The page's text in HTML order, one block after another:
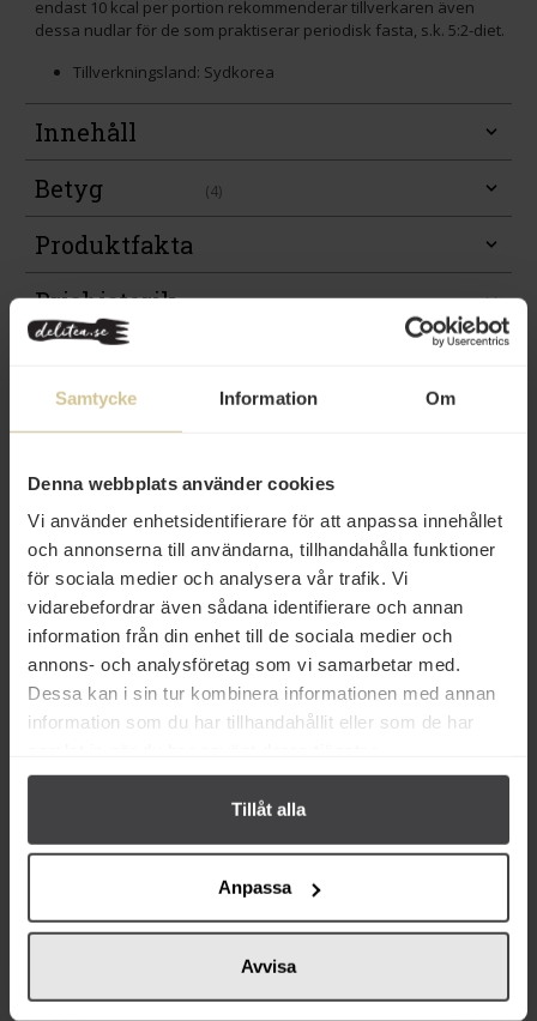
Samtycke Information Om
Denna webbplats använder cookies
Vi använder enhetsidentifierare för att anpassa innehållet
och annonserna till användarna, tillhandahålla funktioner
för sociala medier och analysera vår trafik. Vi
vidarebefordrar även sådana identifierare och annan
information från din enhet till de sociala medier och
annons- och analysföretag som vi samarbetar med.
Dessa kan i sin tur kombinera informationen med annan
information som du har tillhandahållit eller som de har
Tillåt alla
Anpassa
Avvisa
endast 10 kcal per portion rekommenderar tillverkaren även
dessa nudlar för de som praktiserar periodisk fasta, s.k. 5:2-diet.
Tillverkningsland: Sydkorea
Innehåll
Betyg
(4)
Produktfakta
Prishistorik
Andra köper även
Risberg Sjögräsnudlar 300g
Risberg Gochujang Koreansk